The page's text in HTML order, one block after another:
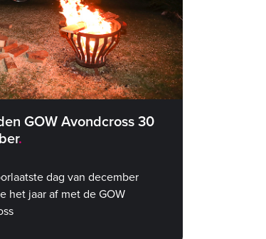
GOW Avondcross 30
dag van december
het jaar af met de GOW